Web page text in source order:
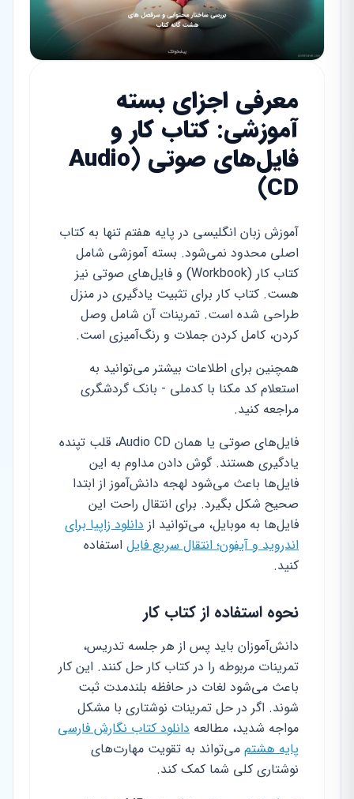
معرفی اجزای بسته
آموزشی: کتاب کار و
فایل‌های صوتی (Audio
CD)
آموزش زبان انگلیسی در پایه هفتم تنها به کتاب
اصلی محدود نمی‌شود. بسته آموزشی شامل
کتاب کار (Workbook) و فایل‌های صوتی نیز
هست. کتاب کار برای تثبیت یادگیری در منزل
طراحی شده است. تمرینات آن شامل وصل
کردن، کامل کردن جملات و رنگ‌آمیزی است.
همچنین برای اطلاعات بیشتر می‌توانید به
استعلام کد مکنا با کدملی - بانک گردشگری
مراجعه کنید.
فایل‌های صوتی یا همان Audio CD، قلب تپنده
یادگیری هستند. گوش دادن مداوم به این
فایل‌ها باعث می‌شود لهجه دانش‌آموز از ابتدا
صحیح شکل بگیرد. برای انتقال راحت این
فایل‌ها به موبایل، می‌توانید از دانلود زاپیا برای
اندروید و آیفون؛ انتقال سریع فایل استفاده
کنید.
نحوه استفاده از کتاب کار
دانش‌آموزان باید پس از هر جلسه تدریس،
تمرینات مربوطه را در کتاب کار حل کنند. این کار
باعث می‌شود لغات در حافظه بلندمدت ثبت
شوند. اگر در حل تمرینات نوشتاری با مشکل
مواجه شدید، مطالعه دانلود کتاب نگارش فارسی
پایه هشتم می‌تواند به تقویت مهارت‌های
نوشتاری کلی شما کمک کند.